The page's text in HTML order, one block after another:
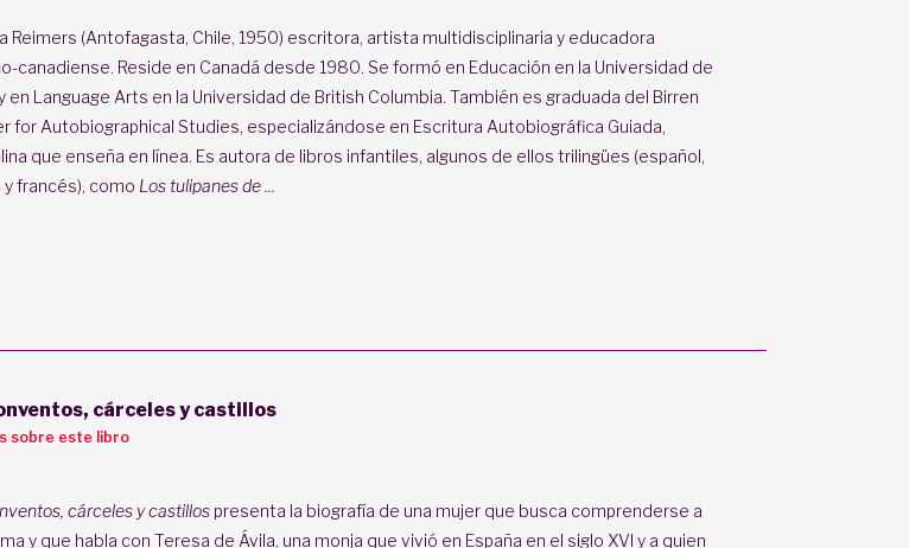
Reimers (Antofagasta, Chile, 1950) escritora, artista multidisciplinaria y educadora
canadiense. Reside en Canadá desde 1980. Se formó en Educación en la Universidad de
en Language Arts en la Universidad de British Columbia. También es graduada del Birren
for Autobiographical Studies, especializándose en Escritura Autobiográfica Guiada,
que enseña en línea. Es autora de libros infantiles, algunos de ellos trilingües (español,
y francés), como Los tulipanes de ...
cárceles y castillos
sobre este libro
cárceles y castillospresenta la biografía de una mujer que busca comprenderse a
y que habla con Teresa de Ávila, una monja que vivió en España en el siglo XVI y a quien